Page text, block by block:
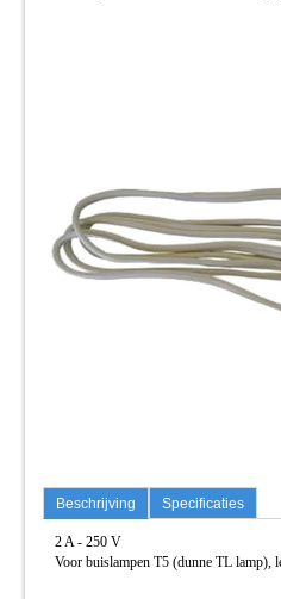
Beschrijving Specificaties
2 A - 250 V
Voor buislampen T5 (dunne TL lamp),